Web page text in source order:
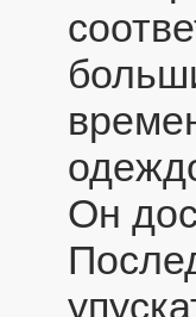
Он